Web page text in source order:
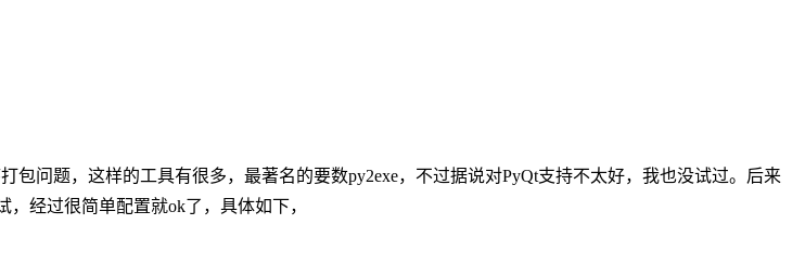
问题，这样的工具有很多，最著名的要数py2exe，不过据说对PyQt支持不太好，我也没试过。后来
经过很简单配置就ok了，具体如下，